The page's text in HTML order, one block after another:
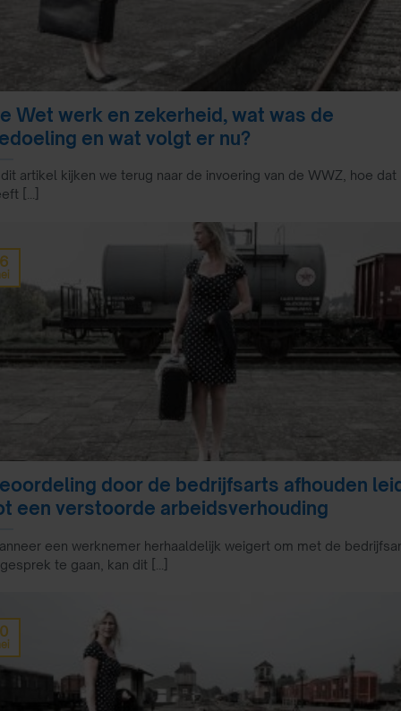
Wet werk en zekerheid, wat was de
en wat volgt er nu?
artikel kijken we terug naar de invoering van de WWZ, hoe dat
[...]
door de bedrijfsarts afhouden
een verstoorde arbeidsverhouding
een werknemer herhaaldelijk weigert om met de
te gaan, kan dit [...]